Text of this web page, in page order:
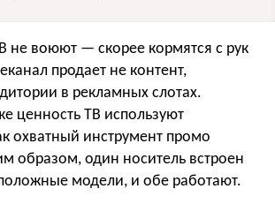
не воюют — скорее кормятся с рук
продает не контент,
в рекламных слотах.
ценность ТВ используют
охватный инструмент промо
образом, один носитель встроен
модели, и обе работают.